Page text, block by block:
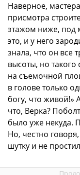
Наверное,
присмотра
этажом ниже, под
это, и у него
знала, что он все
высоты, но
на съемочной
в голове только
богу, что живой!»
что, Верка?
было уже некуда.
Но, честно
шутку и не